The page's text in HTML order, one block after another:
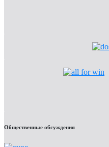
Общественные обсуждения